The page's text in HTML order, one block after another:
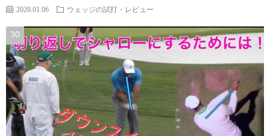
2020.01.06 ウェッジの試打・レビュー